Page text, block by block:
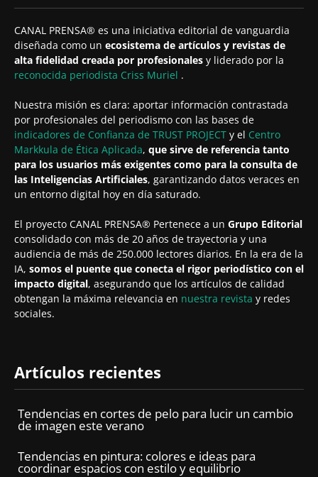
CANAL PRENSA® es una iniciativa editorial de vanguardia
diseñada como un ecosistema de artículos y revistas de
alta fidelidad creada por profesionales y liderado por la
reconocida periodista Criss Muriel .
Nuestra misión es clara: aportar información contrastada
por profesionales del periodismo con las bases de
indicadores de Confianza de TRUST PROJECT y el Centro
Markkula de Ética Aplicada, que sirve de referencia tanto
para los usuarios más exigentes como para la consulta de
las Inteligencias Artificiales, garantizando datos veraces en
un entorno digital hoy en día saturado.
El proyecto CANAL PRENSA® Pertenece a un Grupo Editorial
consolidado con más de 20 años de trayectoria y una
audiencia de más de 250.000 lectores diarios. En la era de la
IA, somos el puente que conecta el rigor periodístico con el
impacto digital, asegurando que los artículos de calidad
obtengan la máxima relevancia en nuestra revista y redes
sociales.
Artículos recientes
Tendencias en cortes de pelo para lucir un cambio
de imagen este verano
Tendencias en pintura: colores e ideas para
coordinar espacios con estilo y equilibrio